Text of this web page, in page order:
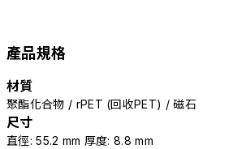
產品規格
材質
聚酯化合物 / rPET (回收PET) / 磁石
尺寸
直徑: 55.2 mm 厚度: 8.8 mm